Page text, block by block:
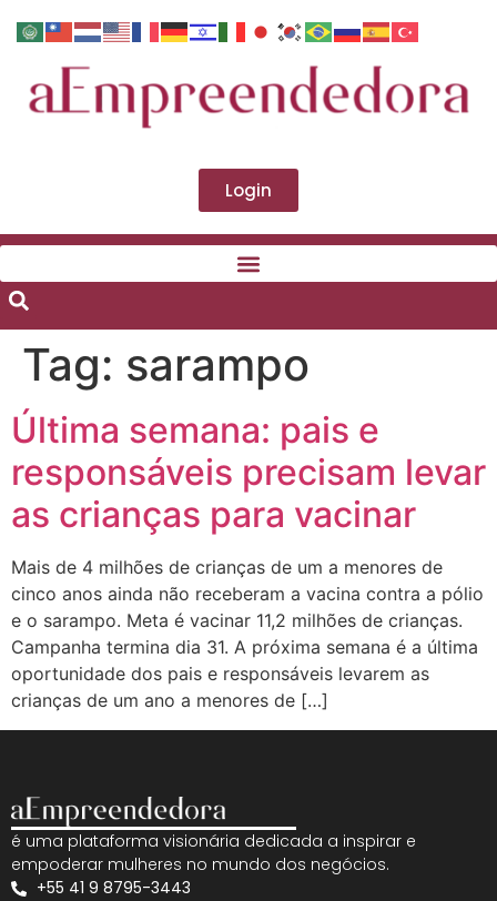
Login
Tag: sarampo
Última semana: pais e
responsáveis precisam levar
as crianças para vacinar
Mais de 4 milhões de crianças de um a menores de
cinco anos ainda não receberam a vacina contra a pólio
e o sarampo. Meta é vacinar 11,2 milhões de crianças.
Campanha termina dia 31. A próxima semana é a última
oportunidade dos pais e responsáveis levarem as
crianças de um ano a menores de […]
é uma plataforma visionária dedicada a inspirar e
empoderar mulheres no mundo dos negócios.
+55 41 9 8795-3443